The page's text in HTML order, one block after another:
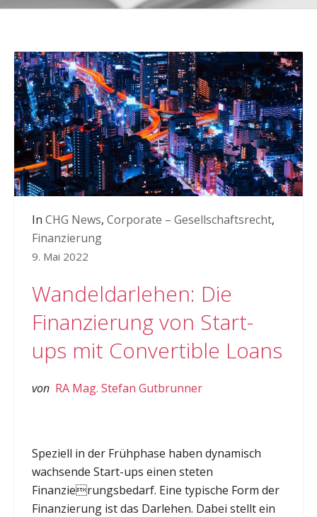
In CHG News, Corporate – Gesellschaftsrecht,
Finanzierung
9. Mai 2022
Wandeldarlehen: Die
Finanzierung von Start-
ups mit Convertible Loans
von RA Mag. Stefan Gutbrunner
Speziell in der Frühphase haben dynamisch
wachsende Start-ups einen steten
Finanzierungsbedarf. Eine typische Form der
Finanzierung ist das Darlehen. Dabei stellt ein